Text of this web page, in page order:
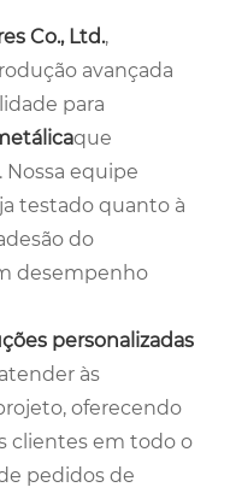
Co., Ltd.,
avançada
para
que
Nossa equipe
testado quanto à
do
desempenho
personalizadas
às
oferecendo
clientes em todo o
pedidos de